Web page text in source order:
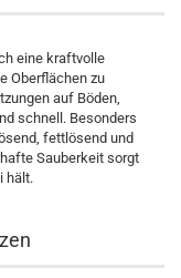
eine kraftvolle
Oberflächen zu
auf Böden,
schnell. Besonders
fettlösend und
Sauberkeit sorgt
hält.